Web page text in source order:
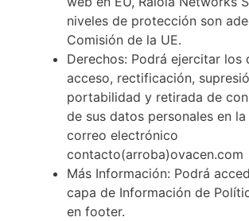
niveles de protección son
Comisión de la UE.
Derechos: Podrá ejercitar los
acceso, rectificación,
portabilidad y retirada de
de sus datos personales en
correo electrónico
contacto(arroba)ovacen.com
Más Información: Podrá
capa de Información de
en footer.